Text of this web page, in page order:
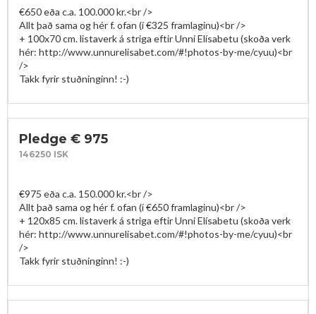
€650 eða c.a. 100.000 kr.<br />
Allt það sama og hér f. ofan (í €325 framlaginu)<br />
+ 100x70 cm. listaverk á striga eftir Unni Elísabetu (skoða verk
hér: http://www.unnurelisabet.com/#!photos-by-me/cyuu)<br
/>
Takk fyrir stuðninginn! :-)
Pledge € 975
146250 ISK
€975 eða c.a. 150.000 kr.<br />
Allt það sama og hér f. ofan (í €650 framlaginu)<br />
+ 120x85 cm. listaverk á striga eftir Unni Elísabetu (skoða verk
hér: http://www.unnurelisabet.com/#!photos-by-me/cyuu)<br
/>
Takk fyrir stuðninginn! :-)